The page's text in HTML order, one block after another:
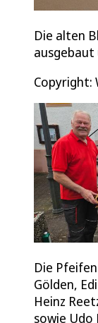
Die alten
Copyright:
Die
Gölden,
Heinz
sowie Udo